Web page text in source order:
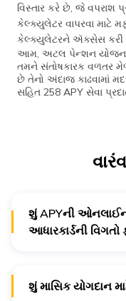
વિસ્તાર કરે છે, જે વપરાશ
કેલ્ક્યુલેટર વાપરવા માટે
કેલ્ક્યુલેટરને ઍક્સેસ કરી
આમ, અટલ પેન્શન યોજના
તમને સંતોષકારક વળતર
છે તેનો અંદાજ કાઢવામાં
સહિત 258 APY સેવા
શું APYની
આધારકાર્ડની
શું માસિક યોગદાન